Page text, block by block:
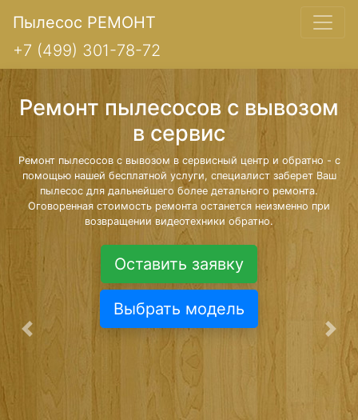
Пылесос РЕМОНТ
+7 (499) 301-78-72
Ремонт пылесосов с вывозом
в сервис
Ремонт пылесосов с вывозом в сервисный центр и обратно - с
помощью нашей бесплатной услуги, специалист заберет Ваш
пылесос для дальнейшего более детального ремонта.
Оговоренная стоимость ремонта останется неизменно при
возвращении видеотехники обратно.
Оставить заявку
Выбрать модель
Предыдущая